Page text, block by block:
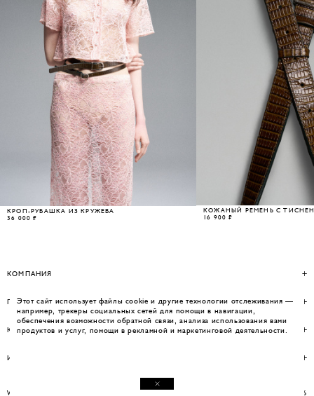
КРОП-РУБАШКА ИЗ КРУЖЕВА
36 000 ₽
КОЖАНЫЙ РЕМЕНЬ С
16 900 ₽
КОМПАНИЯ
ПОМОЩЬ
КОНТАКТЫ
ИНФОРМАЦИЯ
WEBSITE BY UMWELT © WOS 2026
Этот сайт использует файлы cookie и другие технологии отслеживания —
например, трекеры социальных сетей для помощи в навигации,
обеспечения возможности обратной связи, анализа использования вами
продуктов и услуг, помощи в рекламной и маркетинговой деятельности.